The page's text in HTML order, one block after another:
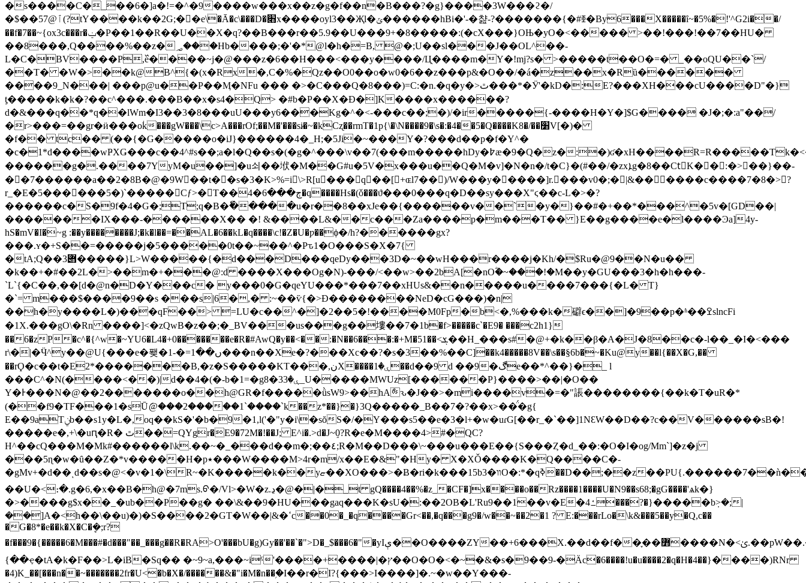
�s����Ϲ�_��6�]a�!=�^�9����w���x��z�g�f��n�B���?�g}����3W���ϩ�/
�$��57@ٱ(?tY����k��2G;��e\�Ā�c\���D�׋x����oyl3��Җl�ݶ������hBi�'-�챮-?�������{�#ꃩ�By6���X�����ȋ~�5%�!'^G2i��/
��f�7��~{ox3c���r�ݔ�P��1��R��U��X�q?��B���r��5.9��U���9+�8�����:(�cX���}OЊ�yO�<����� >��!���!��7��HU�
��8���,Q����%��z�؃���Hb����;�'�*@l�h�=B, @�;U��sl���J��OL^��-
L�C�BV����P,߰e����~j�@���z�6��H���<���y����/Ц̖����m�Y�!mj?s� >�����t��O�=� _��oQU��`/
��T� �W�>��k@B^{�(x�Rx�,C�%�Qz��O0��o�w0�6��z���p&�O��/�á�z��x�Rȕ������
����9_N���| ���p@u��Ρ��Ӎ�NFu ��� �>�C���Q�8���)=C:�n.�q �y�>ٿ���*�Ӱ'�kD�:E?���XH���cU����D"�}
ƫ�����k�k�?��c^���.���B��x�s4�Q> �#b�P��X�Ð�]K����x������?
d�&���q��*q��lWm�I3��3�8���uU���y6���Kg�^�<-���c��;�)/�ir�����{-����H�Y�]$G���� �J�;�:a"��/
�r>���=��gr�ӥ���oؙk���gW���\c>A���rOf;��M�'���si̷�~�kCʐ��rmT�1p{\�\N����9�\s�:�4��5�Q����K׸��/�8V[�)�
�f�� tc�� (��{�G�����o�iJ}������4�_H;�5Ji�~���Y�?���d��p�f�Y^�
�c�1*d����wҎXǤ���c��4^#s��;a�l�Q��s�(�g�^���\v��7(���m�����hDy�߈æ�9�Q�z�:�)ʛ�xH����R=R�����Tk�<�8��/
������g�.����7YyM�u��]�u쇠��垘�M��G#u�5V�x���u��Q�M�v]�N�n�/t�C}�(#��/�zxܐg�8��CtٔK��:�>��}��-
��7������a��2�8B�@�9W��t��s�3�K>%=i \>R[u���q��[+ɶl7��)/W���y�����]r.���v0�;�|&������c����7�8�>?
r_�E�5������5�)`�����Cƒ>� T��ڄ���6�4�q����Hs�(ǒ���ϑ���0���q�D��sy���X"ϛ��c-L�>�?
������c�S�9f�4�G�;T;q�B�ٗ�����u�r��8��xJe��{������v��`�y�}��#�+��*���^�5v�[GD��|
�������IX���-������X�� �! &����L&��c���Za����p�m���T�� }E��g����e�l����Ͽa]4y-
hS�mV�I�~g :��y��������J;�k�l��=��AL�6��kL�q����\c!�Z�U�ƿ��ϕ�/h?������gx?
���.ʏ�+S��=�����j�5�����0t��~��^�Pԏ1�O���S�X�7{
�tA;Q��3݋�����}L>W�����{�d���D���qeDy���3D�~��wH���r����j�Kh/�$Ru�@9��N�u��
�k��+�#��2L�>��m�+���@:d ����X���Og�N)-���/<��w>��2bA[�nOؓ�~���!�M��y�GU���3�h�h���-
`L`{�C��,��[d�@n�D�Y���c� у���0�G�qeYU���*���7��xHUs&��n�����u����7���{�L� T}
�`= m���$����9��s ���s|6�,� :~��ѷ{�>Ɖ��������NeD�cG���)�n|
��h�y����L�)���qF��> =LU�c��^�]�2��5�!����M0Fp�b<�,%���k�礔ϵ��]�9��p�ʱ��ߐslncFi
�1X.���gO\�Rn ����]<�zQwB�z��;�_BV���us���g��塿��7�1b�f>�����c`�E9� ���c2h1}
��6�zP�c^�{^w�~YU6�L4�+0�������e�R�#AwQ�y��<��:�N��6���:�+M�51��<ܮ��H_���s#�@+�k��β�A�J�8��c�-l��_�I�<���
r\�|�Ӵ^y��@U{���e�퐺�1-�=ں��1���n��Xe�?���Xc��?�s�3��%��Ϲ]��k4�����8V��\s��§6b�~�Ku@y��l{��X�G,��
��rϘ�c��t�E2*�������B,�z�S�����KT���,نX����ۑ�1��d��9 d ��9�ڰe��*^��}�_ l
���C^�N(����<��)|d��4�(�-b�1=�g8�3ۑ�3_U�����MWUz[������P}����>��|�O��
Y�Ͱ���N�@��2�������o��h@GR�f�����ǜsW9>��hAްԅ�J��>�mi����v�=�"䛫��������{��k�T�uR�*
(��f9�TF���1�sŪަ@���2�����1`����`k��z*��}�}3Q�����_B��7�?��x>��̈́�g{
E��9aTݧb��s1y�L�,oq��kS�'�b�9�1,l('�"y�i\�sŏS�/�Y���s5��e�3�l+�w�uɾG[��r_�`��]1NԐW��D��?c��V������sB�!
�����e�,+ֹ\�uԥ�R� ٿ��=QΥgr�E9�72M�!��J; E^i�.>d�J~ٟ0?R�e�M����4>#�QC?
H^��cQ���M�Mk#������l\k.��~�_���d��m�;��٤;R�M��D���\~���u���E��{S���Ȥ�d_��:�O�I�og/Mm`]�z�j
���5ɳ�w�ȗ��Z�*v�����H�p٭���W����M>4r�m/x��E�&"�Hy� X�XǑ����K�Q����C�-
�gMv+�d��ͺd��s�@<�v�1�\R~�K�����k��yޏ��XO���>�Ƀ�ri�k���15b3�װO�:*�qߢ��D��;��z��PU{.������7��ǹ��Oҷ��8P�>���v�m�b��J��e\>�� yna>�gnx>iy2g�.�y��g��E��s�^
��U�<։�.g�6,�x��B�h@�7ms.ᠪ�/Vl>�W�z.ڍ�@�|�_t gQ����4��%�z_�CF�]x����o��Rz����1����U�N9��s68;�gG����'ѧk�}
�>����g$x��_�ub��P��g� ��\&��9�HU���gaq���K�sU�:��2OB�L'Ru9��1��v�E�ߑ4���?�}�����b݂>�;|
��]A�<h��\��u)�)�S����2�GT�W��|&�ߵc��0�_�q����Gr<��,�q���g9�/w��~��2�1 ? E:���rLo�\k&���5��y�Q,c��
�G�8*�e��k�X�C�ܷ�;r?
�f���9�{�����6�M���#�d���"��_���g��R�RA>Oꞌ���bU�g)Gy��'��`�">D�_$���6�"�yIې��O����ZY��+6���X.��d��f��֪��߻����N�<ﱝ.��pW��.�SRΒ'ל�!m��٥���*
{��ҿ�tA�k�F��>L�iB�Sq�� �~9~a,���~iˤ'����+����|�ץ��O�O�<�~�&�s�9��9-�Ӓc�6����!u�u����2�q�H�4��}����)RNr
�4)K_��[���n��~�������2fr�U<�b�X�/������&�"i�M�n��ۭ�I��r�I?{���>I����]�.~�w��Y���-